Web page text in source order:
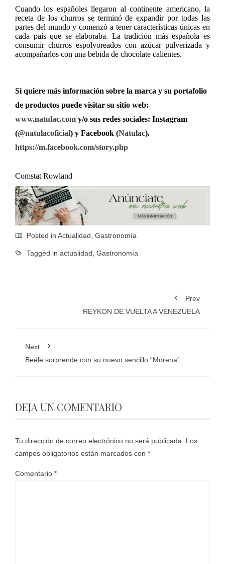
Cuando los españoles llegaron al continente americano, la
receta de los churros se terminó de expandir por todas las
partes del mundo y comenzó a tener características únicas en
cada país que se elaboraba. La tradición más española es
consumir churros espolvoreados con azúcar pulverizada y
acompañarlos con una bebida de chocolate calientes.
Si quiere más información sobre la marca y su portafolio
de productos puede visitar su sitio web:
www.natulac.com y/o sus redes sociales: Instagram
(@natulacoficial) y Facebook (Natulac).
https://m.facebook.com/story.php
Comstat Rowland
Posted in Actualidad Gastronomía
Tagged in actualidad Gastronomía
Prev
REYKON DE VUELTA A VENEZUELA
Next
Beéle sorprende con su nuevo sencillo “Morena”
DEJA UN COMENTARIO
Tu dirección de correo electrónico no será publicada.
Los
campos obligatorios están marcados con *
Comentario *